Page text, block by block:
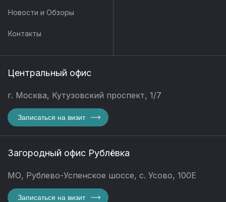
Новости и Обзоры
Контакты
Центральный офис
г. Москва, Кутузовский проспект, 1/7
Записаться на визит
Загородный офис Рублёвка
МО, Рублево-Успенское шоссе, с. Усово, 100Е
Записаться на визит